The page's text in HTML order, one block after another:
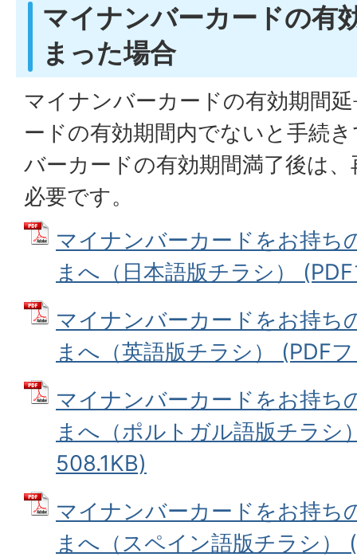
マイナンバーカードの有
まった場合
マイナンバーカードの有効期間
ードの有効期間内でないと手続
バーカードの有効期間満了後は
必要です。
マイナンバーカードをお持ち
まへ（日本語版チラシ）
マイナンバーカードをお持ち
まへ（英語版チラシ） (PDF
マイナンバーカードをお持ち
まへ（ポルトガル語版チラシ
508.1KB)
マイナンバーカードをお持ち
まへ（スペイン語版チラシ）